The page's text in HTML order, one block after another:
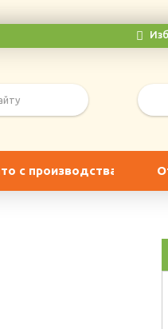
с производства